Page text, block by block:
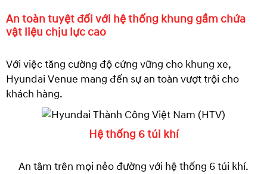
An toàn tuyệt đối với hệ thống khung gầm chứa
vật liệu chịu lực cao
Với việc tăng cường độ cứng vững cho khung xe,
Hyundai Venue mang đến sự an toàn vượt trội cho
khách hàng.
Hệ thống 6 túi khí
An tâm trên mọi nẻo đường với hệ thống 6 túi khí.